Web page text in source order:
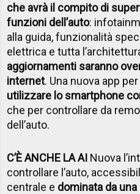
che avrà il compito di
funzioni dell’auto:
alla guida, funzionalità
elettrica e tutta
aggiornamenti saranno
internet. Una nuova app
utilizzare lo smartphone
che per controllare da
dell’auto.
C’È ANCHE LA AI Nuova
controllare l’auto,
centrale e dominata da